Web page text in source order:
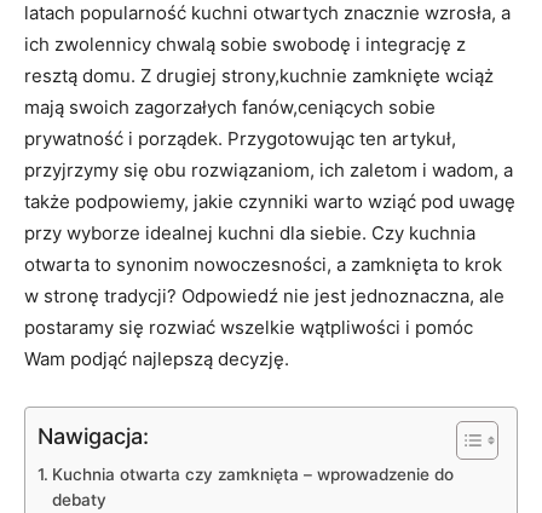
latach popularność kuchni otwartych znacznie wzrosła, a
ich zwolennicy chwalą sobie swobodę i integrację z
resztą domu. Z drugiej strony,kuchnie zamknięte wciąż
mają swoich zagorzałych fanów,ceniących sobie
prywatność i porządek. Przygotowując ten artykuł,
przyjrzymy się obu rozwiązaniom, ich zaletom i wadom, a
także podpowiemy, jakie czynniki warto wziąć pod uwagę
przy wyborze idealnej kuchni dla siebie. Czy kuchnia
otwarta to synonim nowoczesności, a zamknięta to krok
w stronę tradycji? Odpowiedź nie jest jednoznaczna, ale
postaramy się rozwiać wszelkie wątpliwości i pomóc
Wam podjąć najlepszą decyzję.
Nawigacja:
Kuchnia otwarta czy zamknięta – wprowadzenie do
debaty